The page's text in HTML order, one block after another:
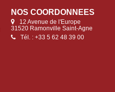
NOS COORDONNÉES
12 Avenue de l'Europe
31520 Ramonville Saint-Agne
Tél. : +33 5 62 48 39 00